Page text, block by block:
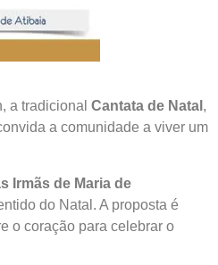
a tradicional Cantata de Natal ,
a comunidade a viver um
Irmãs de Maria de
do Natal. A proposta é
o coração para celebrar o